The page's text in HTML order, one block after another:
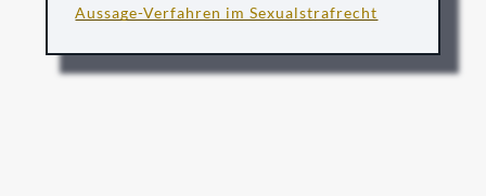
Aussage-Verfahren im Sexualstrafrecht